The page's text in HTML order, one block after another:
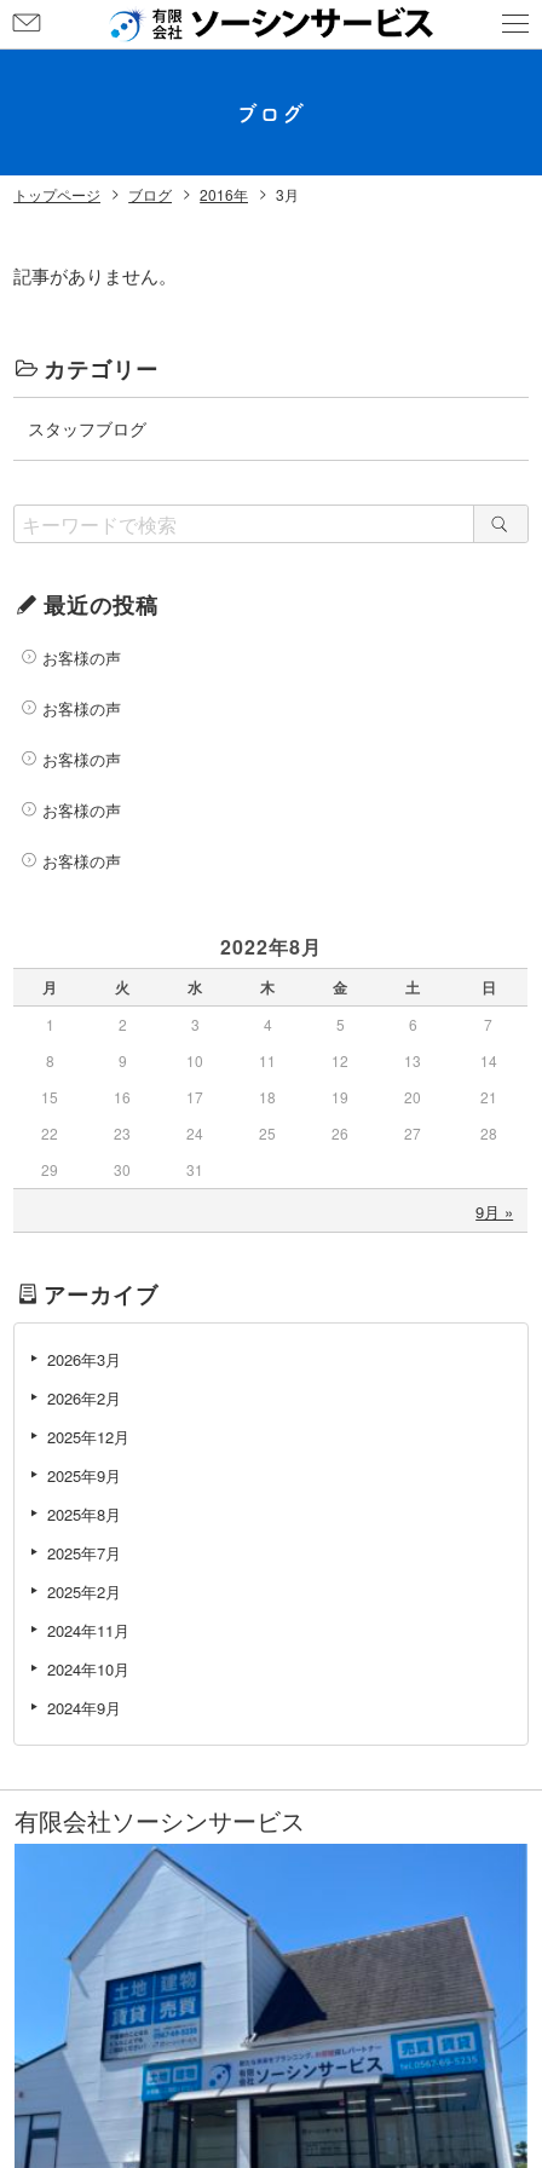
ブログ
トップページ ブログ 2016年 3月
記事がありません。
カテゴリー
スタッフブログ
最近の投稿
お客様の声
お客様の声
お客様の声
お客様の声
お客様の声
2022年8月
月 火 水 木 金 土 日
9月 »
1 2 3 4 5 6
7
8
9 10 11 12 13
14
15
16 17 18 19 20
21
22
23 24 25 26 27
28
29
30 31
アーカイブ
2026年3月
2026年2月
2025年12月
2025年9月
2025年8月
2025年7月
2025年2月
2024年11月
2024年10月
2024年9月
有限会社ソーシンサービス